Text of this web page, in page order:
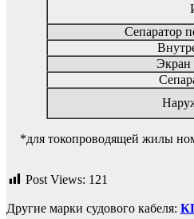
Сепаратор
Экран
*для токопроводящей жилы
Post Views: 121
Другие марки судового кабеля: